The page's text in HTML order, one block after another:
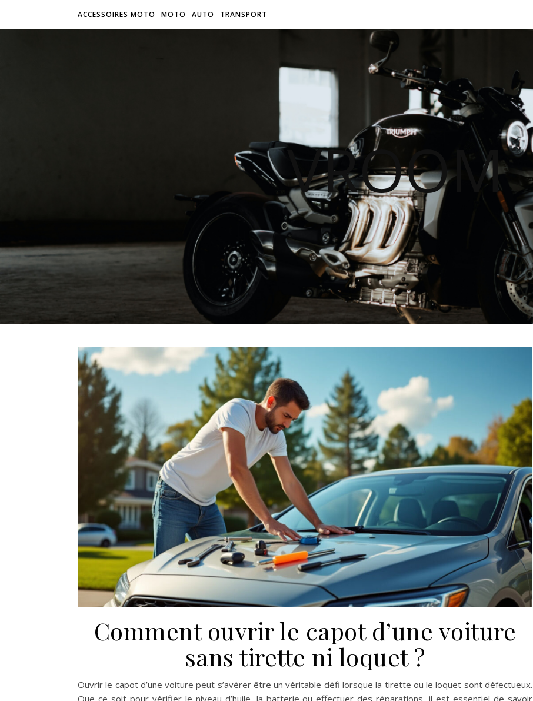
ACCESSOIRES MOTO MOTO AUTO TRANSPORT
VROOM
Comment ouvrir le capot d’une voiture
sans tirette ni loquet ?
Ouvrir le capot d’une voiture peut s’avérer être un véritable défi lorsque la tirette ou le loquet sont défectueux.
Que ce soit pour vérifier le niveau d’huile, la batterie ou effectuer des réparations, il est essentiel de savoir